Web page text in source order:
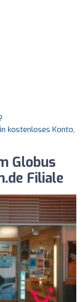
kostenloses Konto,
Globus
Filiale